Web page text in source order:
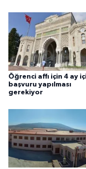
Öğrenci affı için 4 ay
başvuru yapılması
gerekiyor